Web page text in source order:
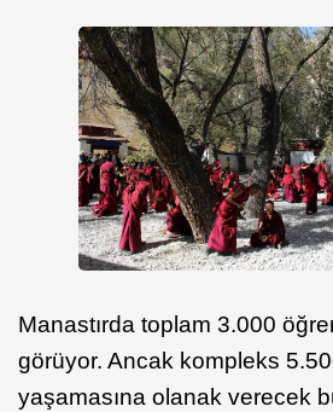
Manastırda toplam 3.000
görüyor. Ancak kompleks
yaşamasına olanak verecek